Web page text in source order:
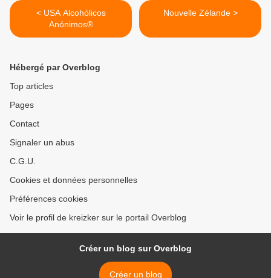
< USA Alcohólicos
Anónimos®
Nouvelle Zélande >
Hébergé par Overblog
Top articles
Pages
Contact
Signaler un abus
C.G.U.
Cookies et données personnelles
Préférences cookies
Voir le profil de kreizker sur le portail Overblog
Créer un blog sur Overblog
Créer un blog